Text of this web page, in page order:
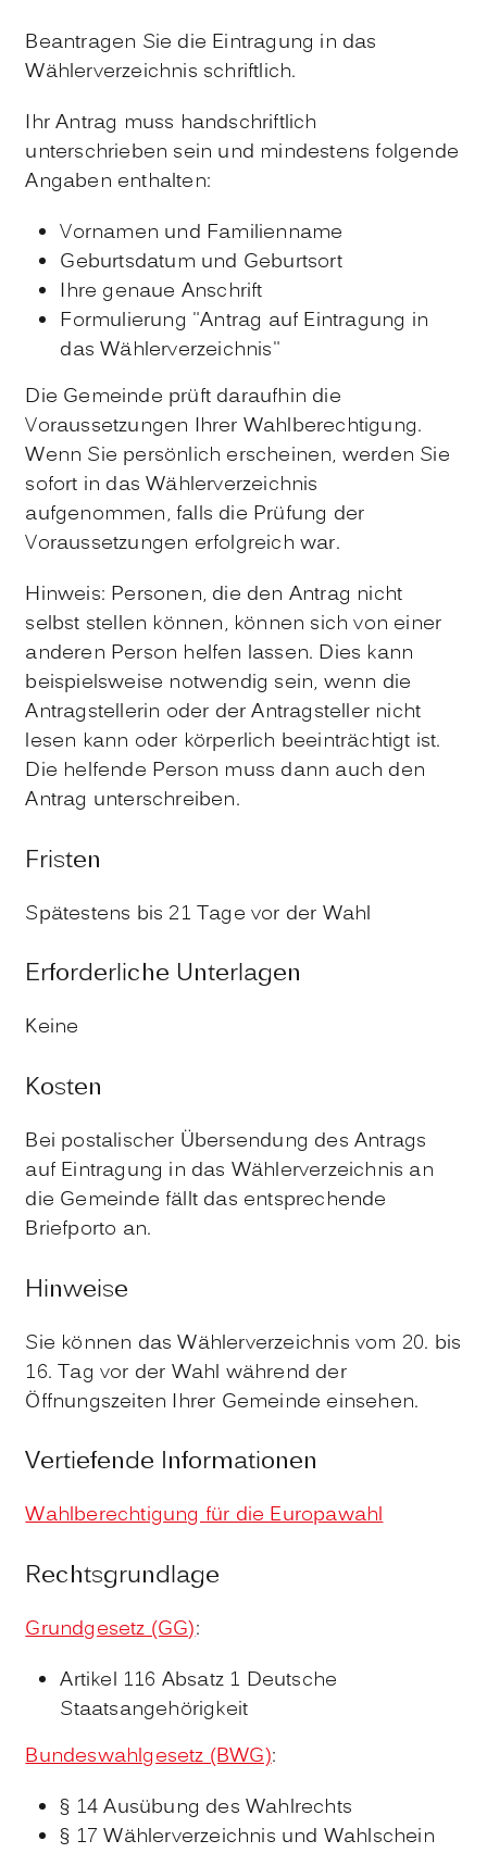
Beantragen Sie die Eintragung in das
Wählerverzeichnis schriftlich.
Ihr Antrag muss handschriftlich
unterschrieben sein und mindestens folgende
Angaben enthalten:
Vornamen und Familienname
Geburtsdatum und Geburtsort
Ihre genaue Anschrift
Formulierung "Antrag auf Eintragung in
das Wählerverzeichnis"
Die Gemeinde prüft daraufhin die
Voraussetzungen Ihrer Wahlberechtigung.
Wenn Sie persönlich erscheinen, werden Sie
sofort in das Wählerverzeichnis
aufgenommen, falls die Prüfung der
Voraussetzungen erfolgreich war.
Hinweis: Personen, die den Antrag nicht
selbst stellen können, können sich von einer
anderen Person helfen lassen. Dies kann
beispielsweise notwendig sein, wenn die
Antragstellerin oder der Antragsteller nicht
lesen kann oder körperlich beeinträchtigt ist.
Die helfende Person muss dann auch den
Antrag unterschreiben.
Fristen
Spätestens bis 21 Tage vor der Wahl
Erforderliche Unterlagen
Keine
Kosten
Bei postalischer Übersendung des Antrags
auf Eintragung in das Wählerverzeichnis an
die Gemeinde fällt das entsprechende
Briefporto an.
Hinweise
Sie können das Wählerverzeichnis vom 20. bis
16. Tag vor der Wahl während der
Öffnungszeiten Ihrer Gemeinde einsehen.
Vertiefende Informationen
Wahlberechtigung für die Europawahl
Rechtsgrundlage
Grundgesetz (GG):
Artikel 116 Absatz 1 Deutsche
Staatsangehörigkeit
Bundeswahlgesetz (BWG):
§ 14 Ausübung des Wahlrechts
§ 17 Wählerverzeichnis und Wahlschein